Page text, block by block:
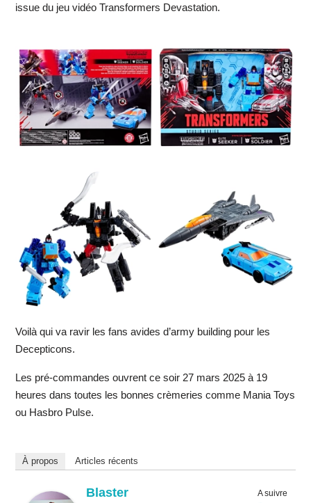
issue du jeu vidéo Transformers Devastation.
Voilà qui va ravir les fans avides d’army building pour les
Decepticons.
Les pré-commandes ouvrent ce soir 27 mars 2025 à 19
heures dans toutes les bonnes crèmeries comme Mania Toys
ou Hasbro Pulse.
À propos Articles récents
A suivre
Blaster